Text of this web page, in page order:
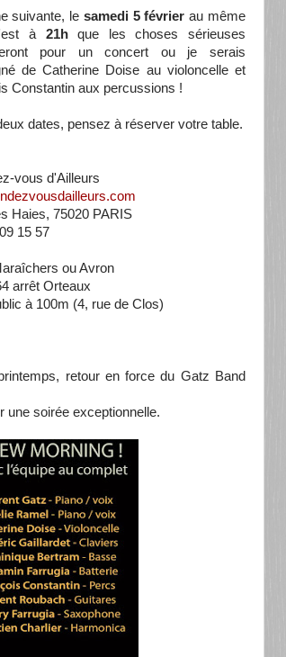
suivante, le samedi 5 février au même
à 21hque les choses sérieuses
pour un concert ou je serais
de Catherine Doise au violoncelle et
Constantin aux percussions !
dates, pensez à réserver votre table.
vous d'Ailleurs
.com
Haies, 75020 PARIS
15 57
ou Avron
arrêt Orteaux
à 100m (4, rue de Clos)
retour en force du Gatz Band
une soirée exceptionnelle.